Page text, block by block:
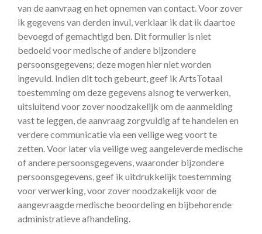
van de aanvraag en het opnemen van contact. Voor zover
ik gegevens van derden invul, verklaar ik dat ik daartoe
bevoegd of gemachtigd ben. Dit formulier is niet
bedoeld voor medische of andere bijzondere
persoonsgegevens; deze mogen hier niet worden
ingevuld. Indien dit toch gebeurt, geef ik ArtsTotaal
toestemming om deze gegevens alsnog te verwerken,
uitsluitend voor zover noodzakelijk om de aanmelding
vast te leggen, de aanvraag zorgvuldig af te handelen en
verdere communicatie via een veilige weg voort te
zetten. Voor later via veilige weg aangeleverde medische
of andere persoonsgegevens, waaronder bijzondere
persoonsgegevens, geef ik uitdrukkelijk toestemming
voor verwerking, voor zover noodzakelijk voor de
aangevraagde medische beoordeling en bijbehorende
administratieve afhandeling.